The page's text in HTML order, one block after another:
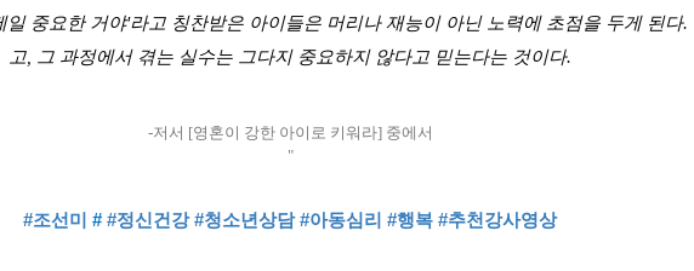
중요한 거야'라고 칭찬받은 아이들은 머리나 재능이 아닌 노력에 초점을 두게 된
고, 그 과정에서 겪는 실수는 그다지 중요하지 않다고 믿는다는 것이다.
-저서 [영혼이 강한 아이로 키워라] 중에서
"
#조선미 ##정신건강 #청소년상담 #아동심리 #행복 #추천강사영상